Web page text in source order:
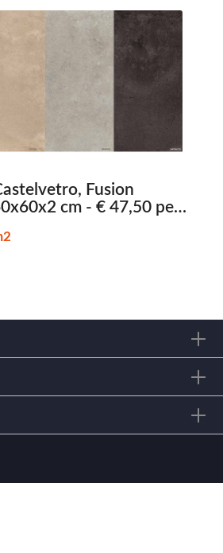
Fusion
cm - € 47,50 per